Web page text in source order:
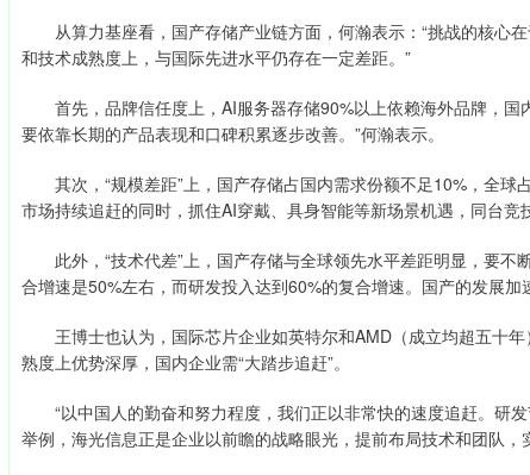
从算力基座看，国产存储产业链方面，何瀚表示：“挑战的核心
和技术成熟度上，与国际先进水平仍存在一定差距。”
首先，品牌信任度上，AI服务器存储90%以上依赖海外品牌，国
要依靠长期的产品表现和口碑积累逐步改善。”何瀚表示。
其次，“规模差距”上，国产存储占国内需求份额不足10%，全
市场持续追赶的同时，抓住AI穿戴、具身智能等新场景机遇，同台竞
此外，“技术代差”上，国产存储与全球领先水平差距明显，要不
合增速是50%左右，而研发投入达到60%的复合增速。国产的发展加
王博士也认为，国际芯片企业如英特尔和AMD（成立均超五十
熟度上优势深厚，国内企业需“大踏步追赶”。
“以中国人的勤奋和努力程度，我们正以非常快的速度追赶。研
举例，海光信息正是企业以前瞻的战略眼光，提前布局技术和团队，